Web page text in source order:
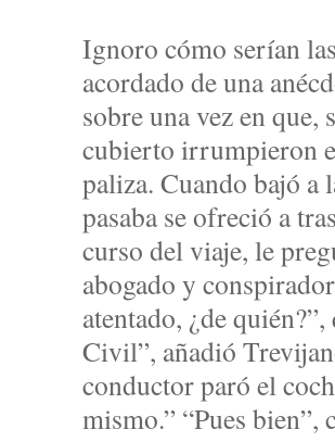
Ignoro cómo serían
acordado de una
sobre una vez en
cubierto irrumpieron
paliza. Cuando bajó a
pasaba se ofreció a
curso del viaje, le
abogado y
atentado, ¿de
Civil”, añadió
conductor paró el
mismo.” “Pues